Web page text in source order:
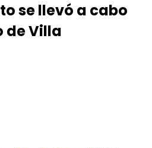
se llevó a cabo
de Villa